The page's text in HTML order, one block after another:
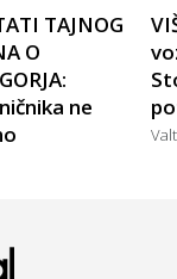
TAJNOG
O
ne